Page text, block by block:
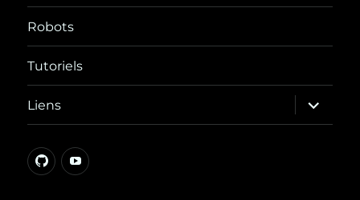
Robots
Tutoriels
Liens
ouvrir
le
sous-
GitHubYouTube